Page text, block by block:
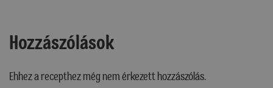
Hozzászólások
Ehhez a recepthez még nem érkezett hozzászólás.